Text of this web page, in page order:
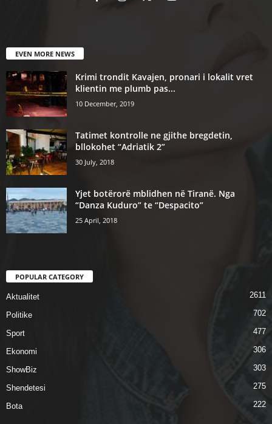
EVEN MORE NEWS
Krimi trondit Kavajen, pronari i lokalit vret
klientin me plumb pas...
10 December, 2019
Tatimet kontrolle ne gjithe bregdetin,
bllokohet “Adriatik 2”
30 July, 2018
Yjet botërorë mblidhen në Tiranë. Nga
“Danza Kuduro” te “Despacito”
25 April, 2018
POPULAR CATEGORY
Aktualitet 2611
Politike 702
Sport 477
Ekonomi 306
ShowBiz 303
Shendetesi 275
Bota 222